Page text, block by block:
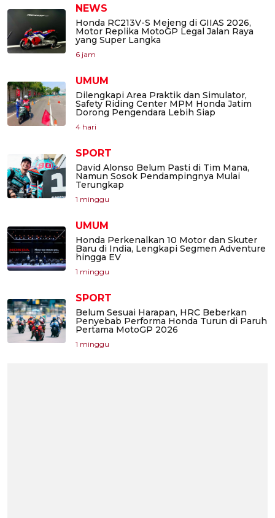
NEWS
Honda RC213V-S Mejeng di GIIAS 2026,
Motor Replika MotoGP Legal Jalan Raya
yang Super Langka
6 jam
UMUM
Dilengkapi Area Praktik dan Simulator,
Safety Riding Center MPM Honda Jatim
Dorong Pengendara Lebih Siap
4 hari
SPORT
David Alonso Belum Pasti di Tim Mana,
Namun Sosok Pendampingnya Mulai
Terungkap
1 minggu
UMUM
Honda Perkenalkan 10 Motor dan Skuter
Baru di India, Lengkapi Segmen Adventure
hingga EV
1 minggu
SPORT
Belum Sesuai Harapan, HRC Beberkan
Penyebab Performa Honda Turun di Paruh
Pertama MotoGP 2026
1 minggu